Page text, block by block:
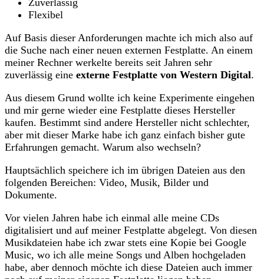
Zuverlässig
Flexibel
Auf Basis dieser Anforderungen machte ich mich also auf
die Suche nach einer neuen externen Festplatte. An einem
meiner Rechner werkelte bereits seit Jahren sehr
zuverlässig eine externe Festplatte von Western Digital.
Aus diesem Grund wollte ich keine Experimente eingehen
und mir gerne wieder eine Festplatte dieses Hersteller
kaufen. Bestimmt sind andere Hersteller nicht schlechter,
aber mit dieser Marke habe ich ganz einfach bisher gute
Erfahrungen gemacht. Warum also wechseln?
Hauptsächlich speichere ich im übrigen Dateien aus den
folgenden Bereichen: Video, Musik, Bilder und
Dokumente.
Vor vielen Jahren habe ich einmal alle meine CDs
digitalisiert und auf meiner Festplatte abgelegt. Von diesen
Musikdateien habe ich zwar stets eine Kopie bei Google
Music, wo ich alle meine Songs und Alben hochgeladen
habe, aber dennoch möchte ich diese Dateien auch immer